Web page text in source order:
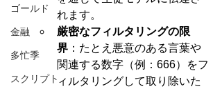
ゴールド
金融
多忙季
スクリプト
れます。
厳密なフィルタリングの限
界 ：たとえ悪意のある言葉や
関連する数字（例：666）をフ
ィルタリングして取り除いた